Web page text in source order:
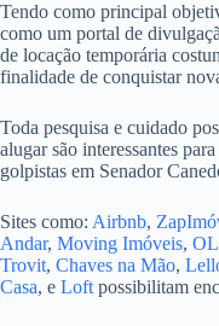
Tendo como principal
como um portal de
de locação temporária
finalidade de conquistar
Toda pesquisa e cuidado
alugar são interessantes
golpistas em Senador
Sites como: Airbnb,
Andar, Moving Imóveis,
Trovit, Chaves na Mão,
Casa, e Loft possibilitam